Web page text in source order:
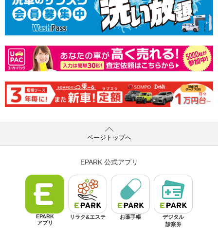
ページトップへ